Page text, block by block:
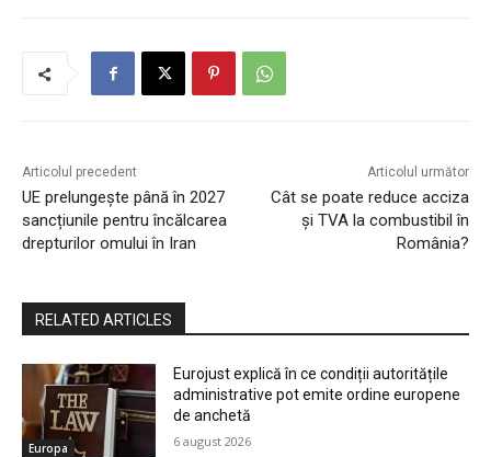
Articolul precedent
UE prelungește până în 2027
sancțiunile pentru încălcarea
drepturilor omului în Iran
Articolul următor
Cât se poate reduce acciza
și TVA la combustibil în
România?
RELATED ARTICLES
Europa
Eurojust explică în ce condiții autoritățile
administrative pot emite ordine europene
de anchetă
6 august 2026